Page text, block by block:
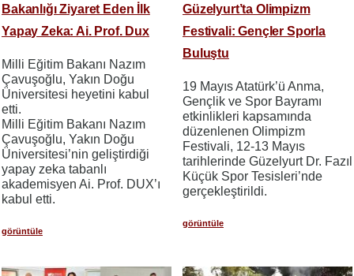
Bakanlığı Ziyaret Eden İlk
Yapay Zeka: Ai. Prof. Dux
Milli Eğitim Bakanı Nazım
Çavuşoğlu, Yakın Doğu
Üniversitesi heyetini kabul
etti.
Milli Eğitim Bakanı Nazım
Çavuşoğlu, Yakın Doğu
Üniversitesi’nin geliştirdiği
yapay zeka tabanlı
akademisyen Ai. Prof. DUX’ı
kabul etti.
görüntüle
Güzelyurt’ta Olimpizm
Festivali: Gençler Sporla
Buluştu
19 Mayıs Atatürk’ü Anma,
Gençlik ve Spor Bayramı
etkinlikleri kapsamında
düzenlenen Olimpizm
Festivali, 12-13 Mayıs
tarihlerinde Güzelyurt Dr. Fazıl
Küçük Spor Tesisleri’nde
gerçekleştirildi.
görüntüle